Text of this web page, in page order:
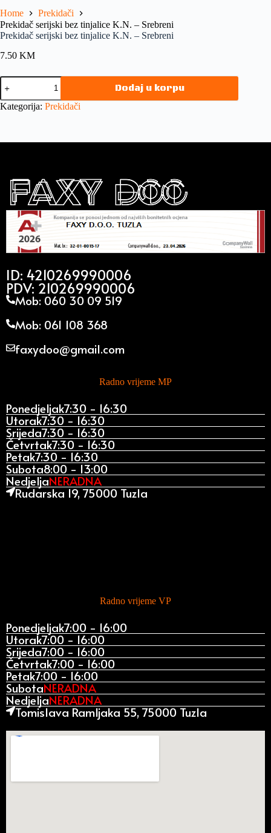
Home
Prekidači
Prekidač serijski bez tinjalice K.N. – Srebreni
Prekidač serijski bez tinjalice K.N. – Srebreni
7.50 KM
Dodaj u korpu
Kategorija: Prekidači
ID: 4210269990006
PDV: 210269990006
Mob: 060 30 09 519
Mob: 061 108 368
faxydoo@gmail.com
Radno vrijeme MP
Ponedjeljak7:30 - 16:30
Utorak7:30 - 16:30
Srijeda7:30 - 16:30
Četvrtak7:30 - 16:30
Petak7:30 - 16:30
Subota8:00 - 13:00
NedjeljaNERADNA
Rudarska 19, 75000 Tuzla
Radno vrijeme VP
Ponedjeljak7:00 - 16:00
Utorak7:00 - 16:00
Srijeda7:00 - 16:00
Četvrtak7:00 - 16:00
Petak7:00 - 16:00
SubotaNERADNA
NedjeljaNERADNA
Tomislava Ramljaka 55, 75000 Tuzla